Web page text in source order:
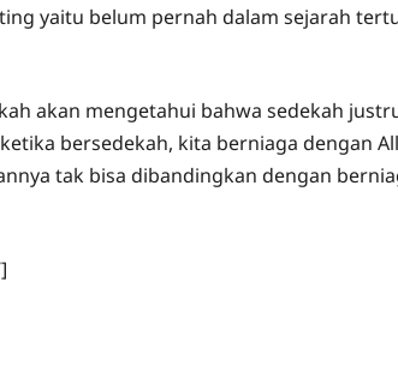
yaitu belum pernah dalam sejarah
akan mengetahui bahwa sedekah
bersedekah, kita berniaga dengan
tak bisa dibandingkan dengan